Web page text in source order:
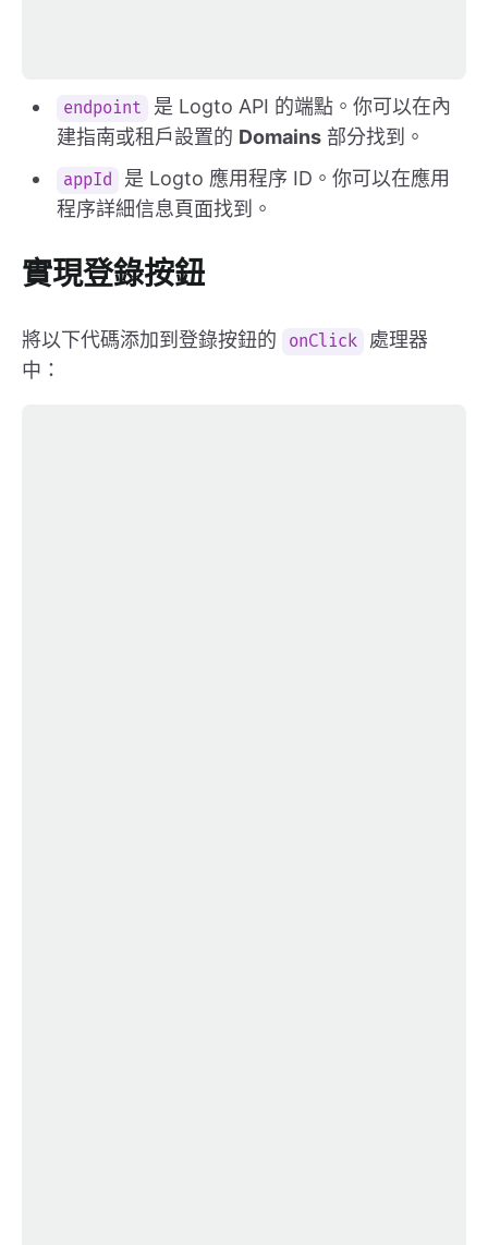
endpoint
是 Logto API 的端點。你可以在內
建指南或租戶設置的 Domains 部分找到。
appId
是 Logto 應用程序 ID。你可以在應用
程序詳細信息頁面找到。
實現登錄按鈕
將以下代碼添加到登錄按鈕的 onClick
處理器
中：